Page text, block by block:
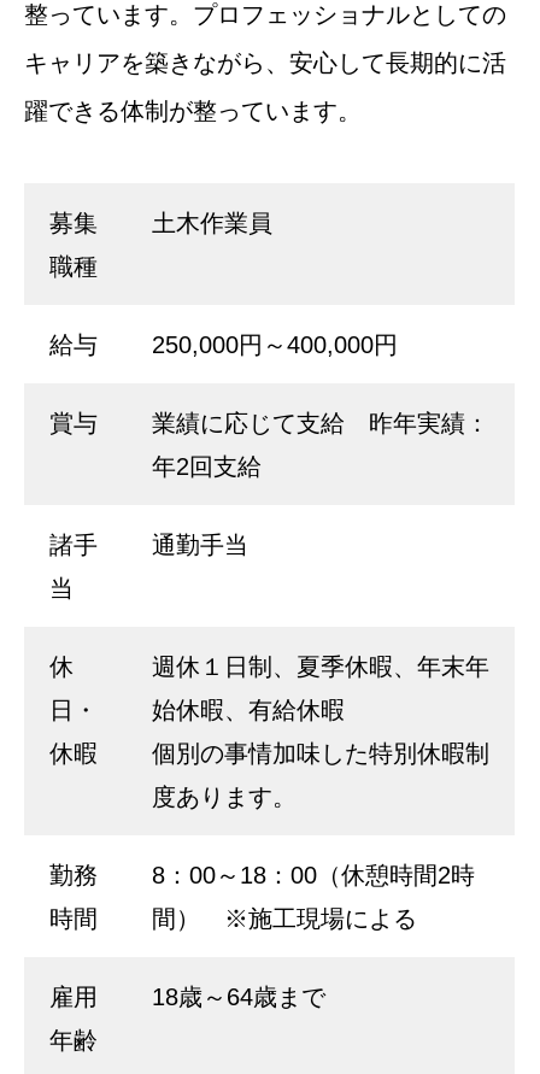
整っています。プロフェッショナルとしての
キャリアを築きながら、安心して長期的に活
躍できる体制が整っています。
募集
職種
土木作業員
給与 250,000円～400,000円
賞与
業績に応じて支給 昨年実績：
年2回支給
諸手
当
通勤手当
休
日・
休暇
週休１日制、夏季休暇、年末年
始休暇、有給休暇
個別の事情加味した特別休暇制
度あります。
勤務
時間
8：00～18：00（休憩時間2時
間） ※施工現場による
雇用
年齢
18歳～64歳まで